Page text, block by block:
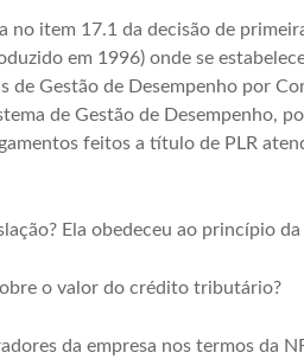
no item 17.1 da decisão de
em 1996) onde se
Gestão de Desempenho por
de Gestão de Desempenho,
feitos a título de PLR
Ela obedeceu ao princípio
o valor do crédito tributário?
da empresa nos termos da